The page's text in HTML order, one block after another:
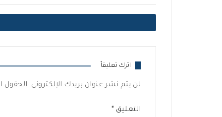
اترك تعليقاً
لن يتم نشر عنوان بريدك الإلكتروني. الحقول
التعليق *